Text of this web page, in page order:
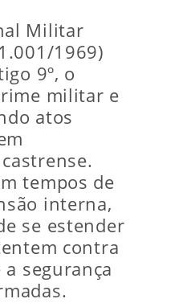
Militar
1969)
9º, o
militar e
atos
tempos de
interna,
se estender
contra
segurança